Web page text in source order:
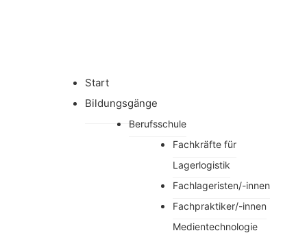
Start
Bildungsgänge
Berufsschule
Fachkräfte für
Lagerlogistik
Fachlageristen/-innen
Fachpraktiker/-innen
Medientechnologie